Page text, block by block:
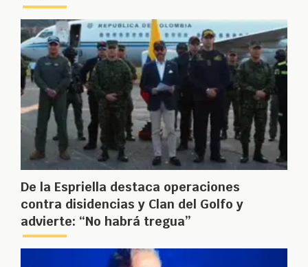
De la Espriella destaca operaciones
contra disidencias y Clan del Golfo y
advierte: “No habrá tregua”